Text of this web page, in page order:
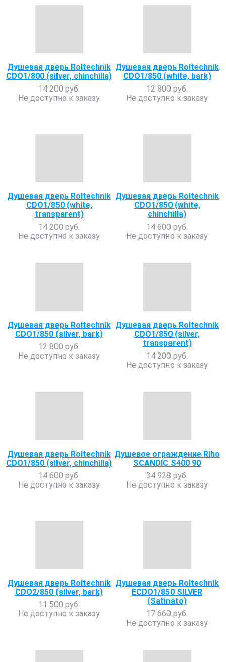
Душевая дверь Roltechnik
CDO1/800 (silver, chinchilla)
14 200 руб.
Не доступно к заказу
Душевая дверь Roltechnik
CDO1/850 (white, bark)
12 800 руб.
Не доступно к заказу
Душевая дверь Roltechnik
CDO1/850 (white,
transparent)
14 200 руб.
Не доступно к заказу
Душевая дверь Roltechnik
CDO1/850 (white,
chinchilla)
14 600 руб.
Не доступно к заказу
Душевая дверь Roltechnik
CDO1/850 (silver, bark)
12 800 руб.
Не доступно к заказу
Душевая дверь Roltechnik
CDO1/850 (silver,
transparent)
14 200 руб.
Не доступно к заказу
Душевая дверь Roltechnik
CDO1/850 (silver, chinchilla)
14 600 руб.
Не доступно к заказу
Душевое ограждение Riho
SCANDIC S400 90
34 928 руб.
Не доступно к заказу
Душевая дверь Roltechnik
CDO2/850 (silver, bark)
11 500 руб.
Не доступно к заказу
Душевая дверь Roltechnik
ECDO1/850 SILVER
(Satinato)
17 660 руб.
Не доступно к заказу